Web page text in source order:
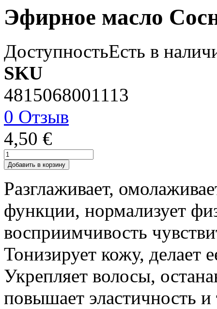
Эфирное масло
ДоступностьЕсть в
SKU
4815068001113
0 Отзыв
4,50 €
Добавить в корзину
Разглаживает,
функции, нормализует
восприимчивость
Тонизирует кожу, делает
Укрепляет волосы,
повышает эластичность и